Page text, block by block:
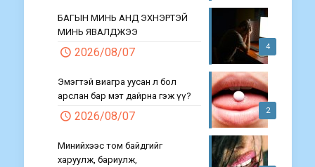
4
БАГЫН МИНЬ АНД ЭХНЭРТЭЙ
МИНЬ ЯВАЛДЖЭЭ
2026/08/07
2
Эмэгтэй виагра уусан л бол
арслан бар мэт дайрна гэж үү?
2026/08/07
Минийхээс том байдгийг
харуулж, бариулж,